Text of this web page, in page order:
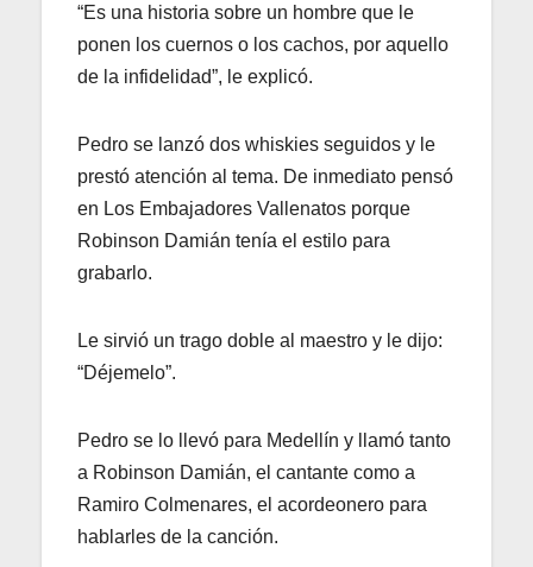
“Es una historia sobre un hombre que le
ponen los cuernos o los cachos, por aquello
de la infidelidad”, le explicó.
Pedro se lanzó dos whiskies seguidos y le
prestó atención al tema. De inmediato pensó
en Los Embajadores Vallenatos porque
Robinson Damián tenía el estilo para
grabarlo.
Le sirvió un trago doble al maestro y le dijo:
“Déjemelo”.
Pedro se lo llevó para Medellín y llamó tanto
a Robinson Damián, el cantante como a
Ramiro Colmenares, el acordeonero para
hablarles de la canción.